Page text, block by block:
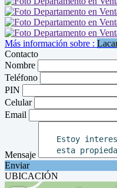
Más información sobre :
Contacto
Nombre
Teléfono
PIN
Celular
Email
Mensaje
Enviar
UBICACIÓN